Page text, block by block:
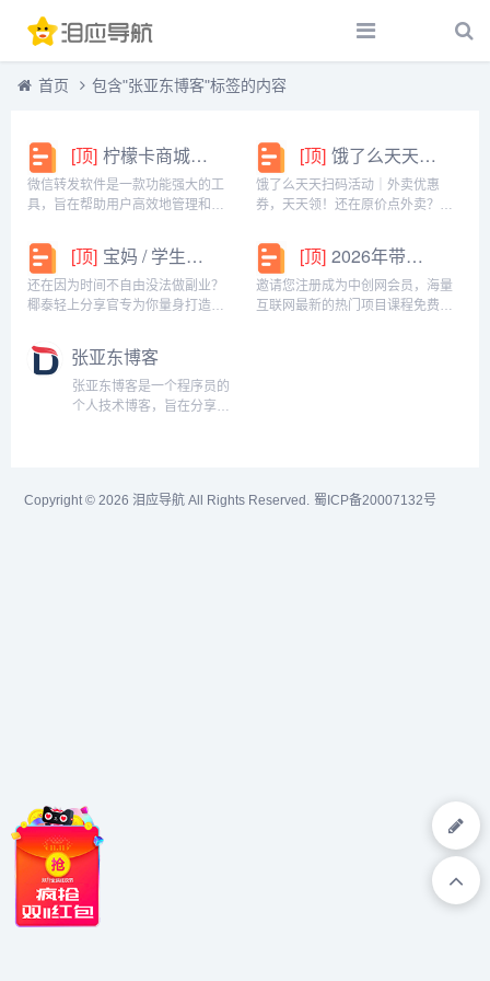
首页 包含"张亚东博客"标签的内容
[顶] 柠檬卡商城24h自动发卡平台虚拟商品激活码自助购买商城
微信转发软件是一款功能强大的工
具，旨在帮助用户高效地管理和操
能，包括一键转发、朋友圈转发和
微信抢红包等。一键转发软件使得
用户可以轻松地将消息、图片或其
他内容快速转发给多个...
[顶] 饿了么天天扫码活动｜外卖优惠券，天天领！
饿了么天天扫码活动｜外卖优惠
券，天天领！还在原价点外卖？你
码活动」，用微信扫一扫，就能领
外卖专属优惠券，先领券再下单，
省钱更划算！优惠覆盖全场景早餐
汉堡、午餐快餐、晚餐炸...
[顶] 宝妈 / 学生党看过来！椰泰轻上分享官，时间自由，在家也能赚
还在因为时间不自由没法做副业？
椰泰轻上分享官专为你量身打造！
是想赚生活费的学生党，都能在这
里找到适合自己的增收方式。成为
分享官，你可以自由安排时间：带
娃间隙、下课碎片、睡...
[顶] 2026年带你闷声赚大钱，轻松月赚1000+
邀请您注册成为中创网会员，海量
互联网最新的热门项目课程免费学
张亚东博客
张亚东博客是一个程序员的
个人技术博客，旨在分享工
Copyright © 2026 泪应导航 All Rights Reserved. 蜀ICP备20007132号